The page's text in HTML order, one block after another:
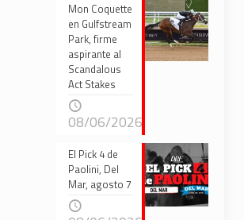
Mon Coquette
en Gulfstream
Park, firme
aspirante al
Scandalous
Act Stakes
08/06/2026
El Pick 4 de
Paolini, Del
Mar, agosto 7